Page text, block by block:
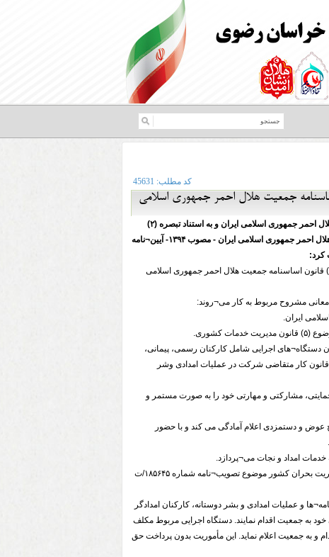
کد مطلب: 45631
نامه اجرایی تبصره (۲) الحاقی ماده (۲۲) قانون اساسنامه جمعیت هلال احمر جمهوری اسلامی
هیئت وزیران در جلسه ۲۵/۴/۱۳۹۶ جمعیت هلال احمر جمهوری اسلامی ایران و به استناد تبصره (۲)
الحاقی ماده (۲۲) قانون اساسنامه جمعیت هلال احمر جمهوری اسلامی ایران - مصوب ۱۳۹۴- آیین¬نامه
کرد:
آیین نامه اجرایی تبصره (۲) الحاقی ماده (۲۲) قانون اساسنامه جمعیت هلال احمر جمهوری اسلامی
ایران.
کشوری.
دستگاه¬های اجرایی شامل کارکنان رسمی، پیمانی،
کار متقاضی شرکت در عملیات امدادی وشر
مشارکتی و مهارتی خود را به صورت مستمر و
و دستمزدی اعلام آمادگی می کند و با حضور
خدمات امداد و نجات می¬پردازد.
چ- حوادث ملی،منطقه ای و استانی: حوادثی که بر اساس آیین¬نامه اجرایی قانون تشکیل سازمان مدیریت بحران کشور موضوع تصویب¬نامه شماره ۱۸۵۶۴۵/ت
و عملیات امدادی و بشر دوستانه، کارکنان امدادگر
به جمعیت اقدام نمایند. دستگاه اجرایی مربوط مکلف
مذکور اقدام و به جمعیت اعلام نماید. این مأموریت بدون پرداخت حق